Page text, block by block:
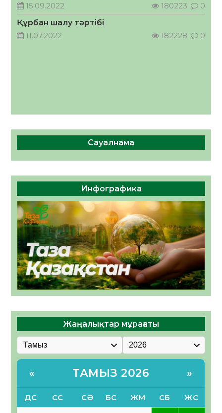
кеңесшісі болып тағайындалды
05.08.2026
38 0
15.09.2022
180223
0
Құрбан шалу тәртібі
11.07.2022
182228 0
Сауалнама
Инфографика
Жаңалықтар мұрағаты
« ТАМЫЗ 2026 »
ДС СС СӘ БС ЖМ СБ ЖС